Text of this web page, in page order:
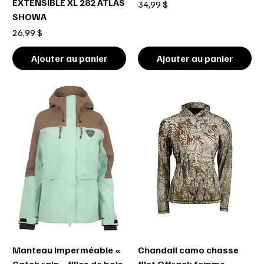
SHOWA
Prix
26,99 $
Ajouter au panier
Prix
34,99 $
Ajouter au panier
Manteau imperméable «
Chandail camo chasse